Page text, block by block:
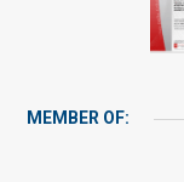
MEMBER OF: